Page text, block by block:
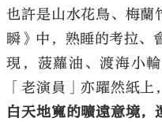
也許是山水花鳥、梅蘭
瞬》中，熟睡的考拉、
現，菠蘿油、渡海小
「老演員」亦躍然紙
白天地寬的曠遠意境